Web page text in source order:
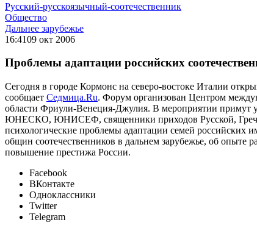
Русский-русскоязычный-соотечественник
Общество
Дальнее зарубежье
16:4109 окт 2006
Проблемы адаптации российских
Сегодня в городе Кормонс на северо-востоке Италии
сообщает Седмица.Ru. Форум организован Центром
области Фриули-Венеция-Джулия. В мероприятии примут
ЮНЕСКО, ЮНИСЕФ, священники приходов Русской,
психологические проблемы адаптации семей российских
общин соотечественников в дальнем зарубежье, об опыте
повышение престижа России.
Facebook
ВКонтакте
Одноклассники
Twitter
Telegram